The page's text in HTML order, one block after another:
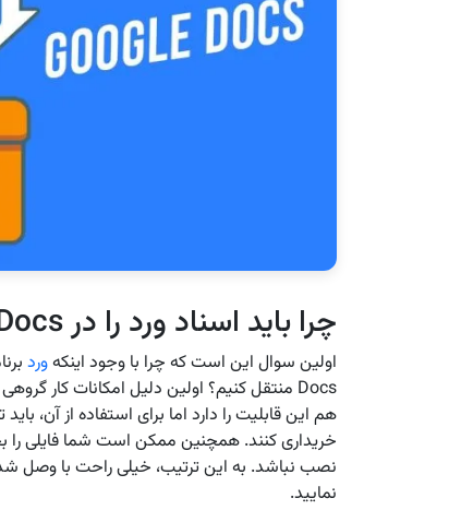
چرا باید اسناد ورد را در Google Docs باز کنید؟
اولین سوال این است که چرا با وجود اینکهورد
Docs‌ منتقل کنیم؟ اولین دلیل امکانات کار گروهی بر روی اسناد است که
هم این قابلیت را دارد اما برای استفاده از آن،
خریداری کنند. همچنین ممکن است شما فایلی را
نمایید.